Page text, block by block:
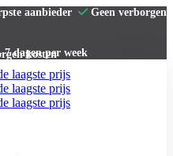
aanbieder
Geen verborgen
dagen per week